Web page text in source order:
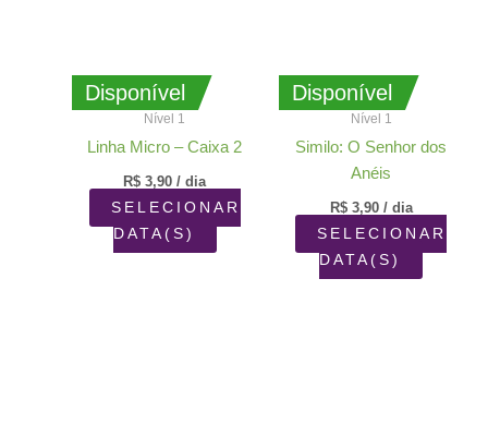
Disponível
Nível 1
Linha Micro – Caixa 2
R$ 3,90 / dia
SELECIONAR
DATA(S)
Disponível
Nível 1
Similo: O Senhor dos
Anéis
R$3,90/ dia
SELECIONAR
DATA(S)